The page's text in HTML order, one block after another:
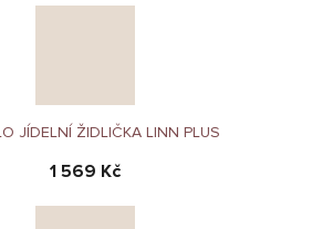
JÍDELNÍ ŽIDLIČKA LINN PLUS
1 569 Kč